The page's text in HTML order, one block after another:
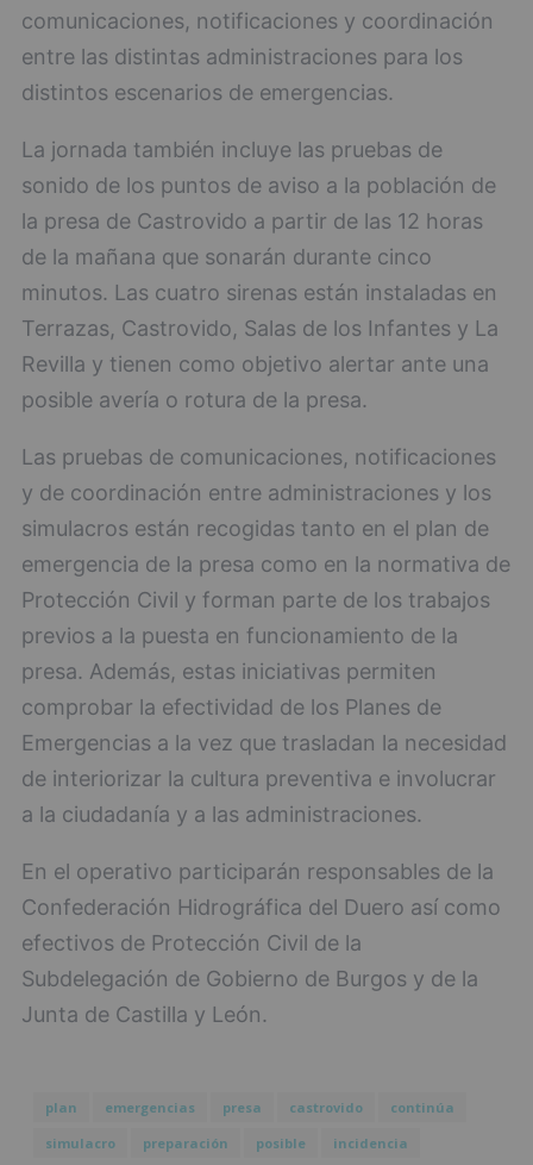
comunicaciones, notificaciones y coordinación
entre las distintas administraciones para los
distintos escenarios de emergencias.
La jornada también incluye las pruebas de
sonido de los puntos de aviso a la población de
la presa de Castrovido a partir de las 12 horas
de la mañana que sonarán durante cinco
minutos. Las cuatro sirenas están instaladas en
Terrazas, Castrovido, Salas de los Infantes y La
Revilla y tienen como objetivo alertar ante una
posible avería o rotura de la presa.
Las pruebas de comunicaciones, notificaciones
y de coordinación entre administraciones y los
simulacros están recogidas tanto en el plan de
emergencia de la presa como en la normativa de
Protección Civil y forman parte de los trabajos
previos a la puesta en funcionamiento de la
presa. Además, estas iniciativas permiten
comprobar la efectividad de los Planes de
Emergencias a la vez que trasladan la necesidad
de interiorizar la cultura preventiva e involucrar
a la ciudadanía y a las administraciones.
En el operativo participarán responsables de la
Confederación Hidrográfica del Duero así como
efectivos de Protección Civil de la
Subdelegación de Gobierno de Burgos y de la
Junta de Castilla y León.
plan emergencias presa castrovido
continúa
simulacro
preparación posible incidencia